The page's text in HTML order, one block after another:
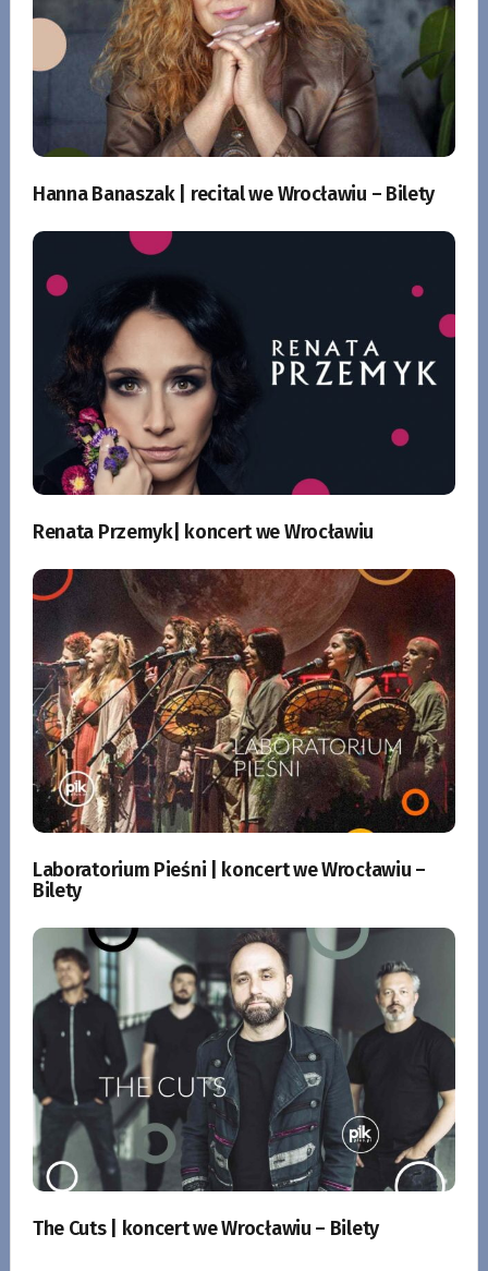
Hanna Banaszak | recital we Wrocławiu – Bilety
Renata Przemyk| koncert we Wrocławiu
Laboratorium Pieśni | koncert we Wrocławiu –
Bilety
The Cuts | koncert we Wrocławiu – Bilety